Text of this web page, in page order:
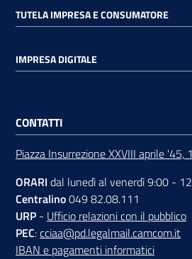
TUTELA IMPRESA E CONSUMATORE
IMPRESA DIGITALE
CONTATTI
Piazza Insurrezione XXVIII aprile '45,
ORARI dal lunedì al venerdì 9:00 -
Centralino049 82.08.111
URP - Ufficio relazioni con il pubblico
PEC:cciaa@pd.legalmail.camcom.it
IBAN e pagamenti informatici